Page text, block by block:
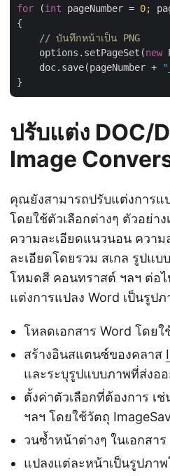
for (int pageNumber = 0;
{
// บันทึกหน้าเป็น PNG
    options.setPageSet(
new
    doc.save(pageNumber +
ปรับแต่ง DOC/
Image
คุณยังสามารถปรับแต่งการแ
โดยใช้ตัวเลือกต่างๆ ตัวอย่า
ความละเอียดแนวนอน ความ
ละเอียดโดยรวม สเกล รูปแบ
โหมดสี คอนทราสต์ ฯลฯ ต่อ
แต่งการแปลง Word เป็นรูป
โหลดเอกสาร Word โดยใ
สร้างอินสแตนซ์ของคลาส
และระบุรูปแบบภาพที่ส่งอ
ตั้งค่าตัวเลือกที่ต้องการ เ
ฯลฯ โดยใช้วัตถุ
วนซ้ำหน้าต่างๆ ในเอกสาร
แปลงแต่ละหน้าเป็นรูปภา